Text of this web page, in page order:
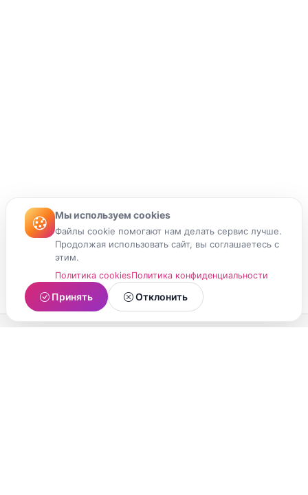
Мы используем cookies
Файлы cookie помогают нам делать сервис лучше.
Продолжая использовать сайт, вы соглашаетесь с
этим.
Политика cookiesПолитика конфиденциальности
Принять Отклонить